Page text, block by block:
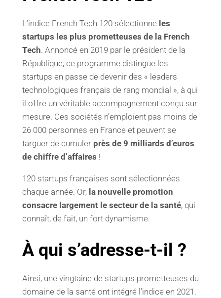
L’indice French Tech 120 sélectionne les
startups les plus prometteuses de la French
Tech. Annoncé en 2019 par le président de la
République, ce programme distingue les
startups en passe de devenir des « leaders
technologiques français de rang mondial », à qui
il offre un véritable accompagnement conçu sur
mesure. Ces sociétés n’emploient pas moins de
26 000 personnes en France et peuvent se
targuer de cumuler près de 9 milliards d’euros
de chiffre d’affaires !
120 startups françaises sont sélectionnées
chaque année. Or, la nouvelle promotion
consacre largement le secteur de la santé, qui
connaît, de fait, un fort dynamisme.
À qui s’adresse-t-il ?
Ainsi, une vingtaine de startups prometteuses du
domaine de la santé ont intégré l’indice en 2021.